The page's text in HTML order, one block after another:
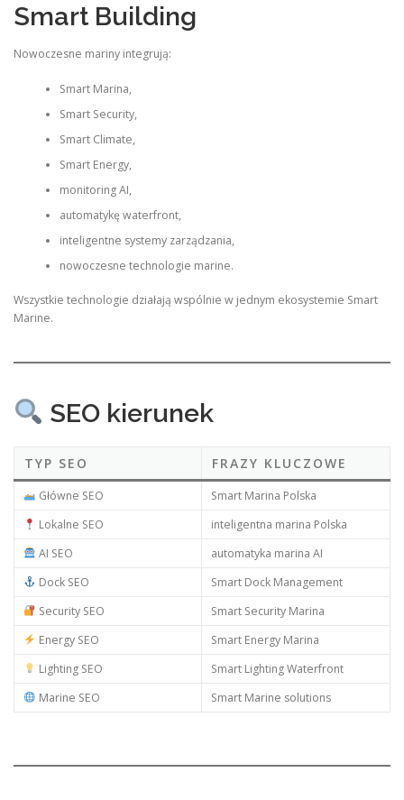
Smart Building
Nowoczesne mariny integrują:
Smart Marina,
Smart Security,
Smart Climate,
Smart Energy,
monitoring AI,
automatykę waterfront,
inteligentne systemy zarządzania,
nowoczesne technologie marine.
Wszystkie technologie działają wspólnie w jednym ekosystemie Smart
Marine.
SEO kierunek
TYP SEO FRAZY KLUCZOWE
Główne SEO
Smart Marina Polska
Lokalne SEO
inteligentna marina Polska
AI SEO
automatyka marina AI
Dock SEO
Smart Dock Management
Security SEO
Smart Security Marina
Energy SEO
Smart Energy Marina
Lighting SEO
Smart Lighting Waterfront
Marine SEO
Smart Marine solutions